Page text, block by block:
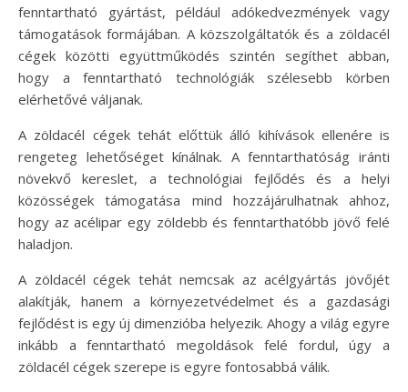
fenntartható gyártást, például adókedvezmények vagy
támogatások formájában. A közszolgáltatók és a zöldacél
cégek közötti együttműködés szintén segíthet abban,
hogy a fenntartható technológiák szélesebb körben
elérhetővé váljanak.
A zöldacél cégek tehát előttük álló kihívások ellenére is
rengeteg lehetőséget kínálnak. A fenntarthatóság iránti
növekvő kereslet, a technológiai fejlődés és a helyi
közösségek támogatása mind hozzájárulhatnak ahhoz,
hogy az acélipar egy zöldebb és fenntarthatóbb jövő felé
haladjon.
A zöldacél cégek tehát nemcsak az acélgyártás jövőjét
alakítják, hanem a környezetvédelmet és a gazdasági
fejlődést is egy új dimenzióba helyezik. Ahogy a világ egyre
inkább a fenntartható megoldások felé fordul, úgy a
zöldacél cégek szerepe is egyre fontosabbá válik.